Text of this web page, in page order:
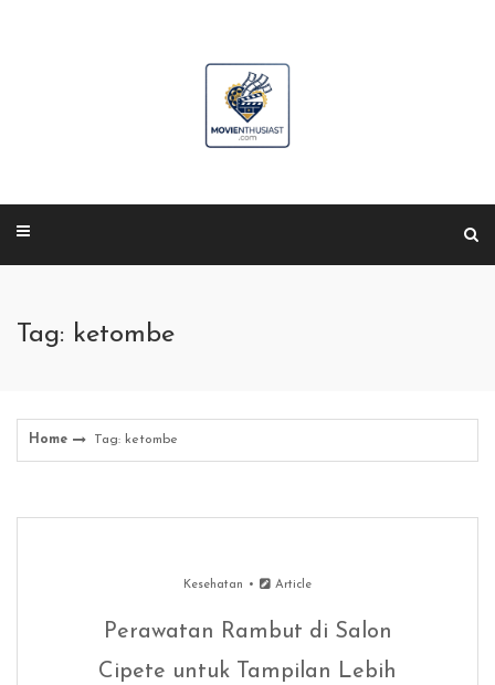
Tag: ketombe
Home Tag: ketombe
Kesehatan Article
Perawatan Rambut di Salon
Cipete untuk Tampilan Lebih